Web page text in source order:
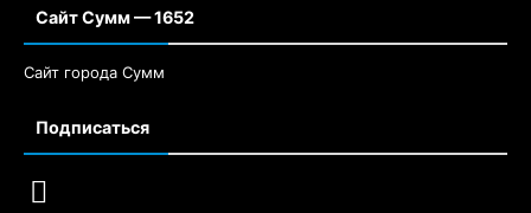
Сайт Сумм — 1652
Сайт города Сумм
Подписаться